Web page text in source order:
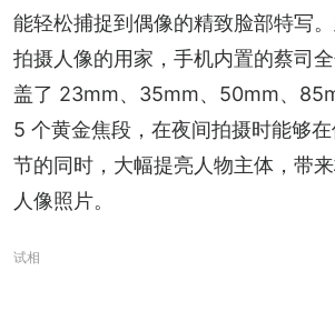
能轻松捕捉到偶像的精致脸部特写
拍摄人像的用家，手机内置的蔡司
盖了 23mm、35mm、50mm、
5 个黄金焦段，在夜间拍摄时能够
节的同时，大幅提亮人物主体，带
人像照片。
试相